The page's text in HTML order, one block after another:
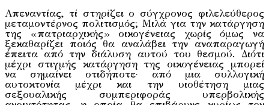
Απεναντίας, τί στηρίζει ο σύγχρονος φιλελεύθερος
μεταμοντέρνος πολιτισμός; Μιλά για την κατάργηση
της «πατριαρχικής» οικογένειας χωρίς όμως να
ξεκαθαρίζει ποιός θα αναλάβει την αναπαραγωγή
έπειτα από την διάλυση αυτού του θεσμού. Διότι
μέχρι στιγμής κατάργηση της οικογένειας μπορεί
να σημαίνει οτιδήποτε· από μια συλλογική
αυτοκτονία μέχρι και την υιοθέτηση μιας
σεξουαλικής συμπεριφοράς υπερβολικής